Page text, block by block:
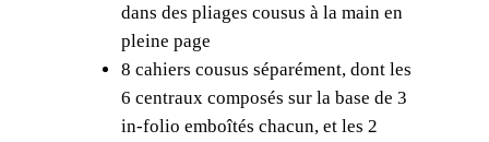
dans des pliages cousus à la main en
pleine page
8 cahiers cousus séparément, dont les
6 centraux composés sur la base de 3
in-folio emboîtés chacun, et les 2